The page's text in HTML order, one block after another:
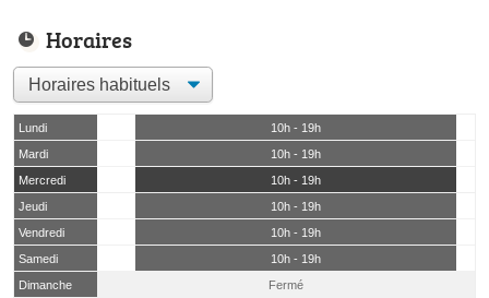
Horaires
Lundi
10h - 19h
Mardi
10h - 19h
Mercredi
10h - 19h
Jeudi
10h - 19h
Vendredi
10h - 19h
Samedi
10h - 19h
Dimanche
Fermé